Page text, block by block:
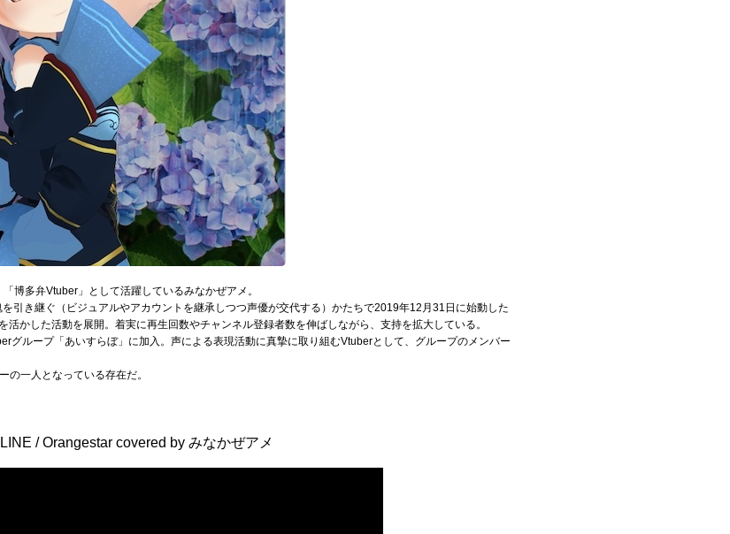
博多弁Vtuber」として活躍しているみなかぜアメ。
引き継ぐ（ビジュアルやアカウントを継承しつつ声優が交代する）かたちで2019年12月31日に始動した
かした活動を展開。着実に再生回数やチャンネル登録者数を伸ばしながら、支持を拡大している。
グループ「あいすらぼ」に加入。声による表現活動に真摯に取り組むVtuberとして、グループのメンバー
の一人となっている存在だ。
/ Orangestar covered by みなかぜアメ